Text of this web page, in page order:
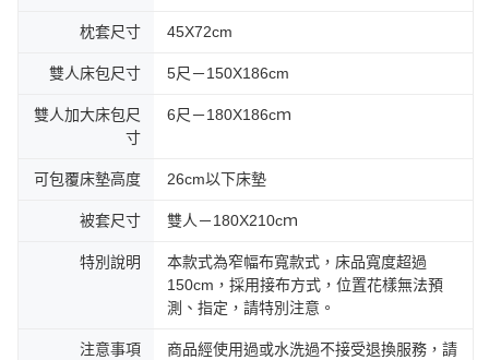
枕套尺寸 45X72cm
雙人床包尺寸 5尺－150X186cm
雙人加大床包尺
寸
6尺－180X186cｍ
可包覆床墊高度 26cm以下床墊
被套尺寸 雙人－180X210cｍ
特別說明
本款式為窄幅布寬款式，床品寬度超過
150cm，採用接布方式，位置花樣無法預
測、指定，請特別注意。
注意事項
商品經使用過或水洗過不接受退換服務，請